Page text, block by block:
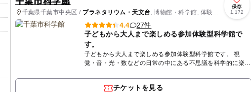
千葉県千葉市中央区 / プラネタリウム・天文台 , 博物館・科学館, 体験施
設
保存
1,172
4.4
27件
子どもから大人まで楽しめる参加体験型科学館で
す。
子どもから大人まで楽しめる参加体験型科学館です。 視
覚・音・光・数などの日常の中にある不思議を科学的に楽し
れた技術...
チケットを見る